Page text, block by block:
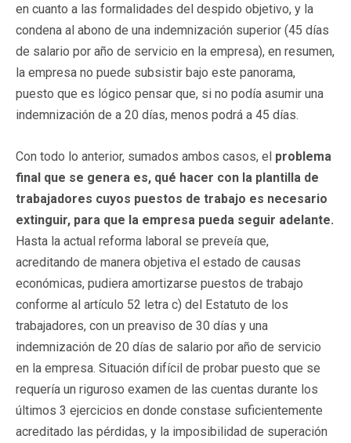
en cuanto a las formalidades del despido objetivo, y la
condena al abono de una indemnización superior (45 días
de salario por año de servicio en la empresa), en resumen,
la empresa no puede subsistir bajo este panorama,
puesto que es lógico pensar que, si no podía asumir una
indemnización de a 20 días, menos podrá a 45 días.
Con todo lo anterior, sumados ambos casos, el problema
final que se genera es, qué hacer con la plantilla de
trabajadores cuyos puestos de trabajo es necesario
extinguir, para que la empresa pueda seguir adelante.
Hasta la actual reforma laboral se preveía que,
acreditando de manera objetiva el estado de causas
económicas, pudiera amortizarse puestos de trabajo
conforme al artículo 52 letra c) del Estatuto de los
trabajadores, con un preaviso de 30 días y una
indemnización de 20 días de salario por año de servicio
en la empresa. Situación difícil de probar puesto que se
requería un riguroso examen de las cuentas durante los
últimos 3 ejercicios en donde constase suficientemente
acreditado las pérdidas, y la imposibilidad de superación